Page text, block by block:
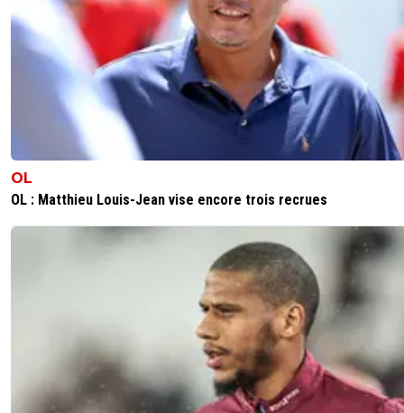
OL
OL : Matthieu Louis-Jean vise encore trois recrues